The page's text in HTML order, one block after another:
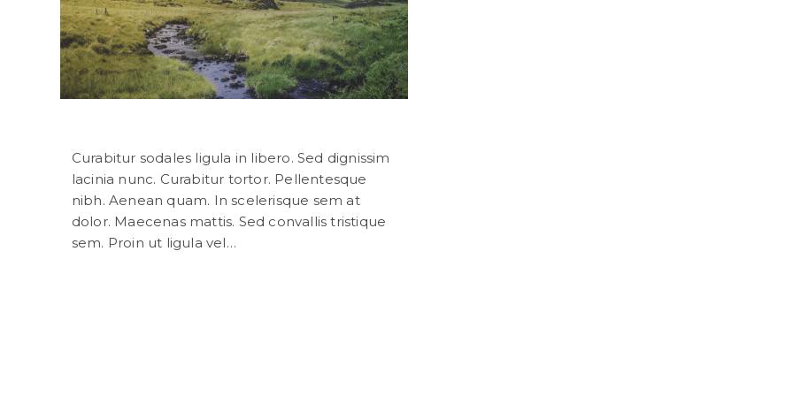
Curabitur sodales ligula in libero. Sed dignissim
lacinia nunc. Curabitur tortor. Pellentesque
nibh. Aenean quam. In scelerisque sem at
dolor. Maecenas mattis. Sed convallis tristique
sem. Proin ut ligula vel…